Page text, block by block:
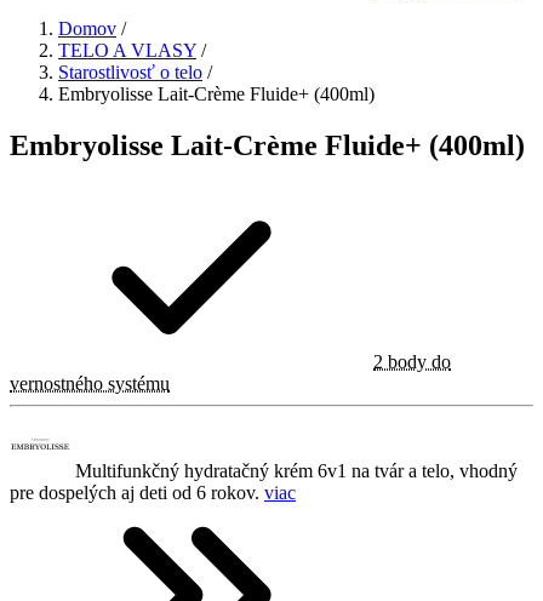
Domov /
TELO A VLASY /
Starostlivosť o telo /
Embryolisse Lait-Crème Fluide+ (400ml)
Embryolisse Lait-Crème Fluide+ (400ml)
2 body do
vernostného systému
Multifunkčný hydratačný krém 6v1 na tvár a telo, vhodný
pre dospelých aj deti od 6 rokov. viac